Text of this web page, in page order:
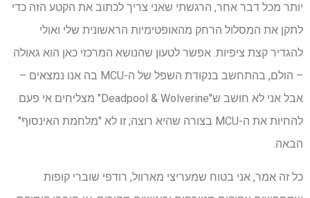
יותר מכל דבר אחר, הרגשתי שאני צריך לכתוב את הקטע הזה כדי
לתקן את המסלול הרחק מהאופטימיות הראשונית שלי ואולי
להגדיר קצת ציפיות. אפשר לטעון שהנושא המרכזי כאן הוא גאולה
– הולם, בהתחשב בנקודת השפל של ה-MCU בה אנו נמצאים –
אבל אני לא חושב ש"Deadpool & Wolverine" מצליחים אי פעם
להחיות את ה-MCU בצורה שהיא רוצה; זו לא "מלחמת האינסוף"
הבאה.
כל זה אמר, אני בטוח שמעריצי מארוול, רודפי שוברי קופות